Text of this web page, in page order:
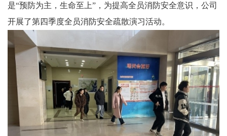
是“预防为主，生命至上”，为提高全员消防安全意识，公司
开展了第四季度全员消防安全疏散演习活动。